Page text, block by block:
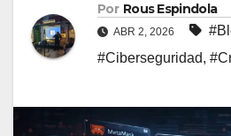
Por Rous Espindola
ABR 2, 2026
#Ciberseguridad,